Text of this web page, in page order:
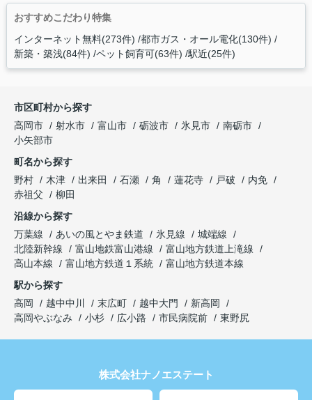
おすすめこだわり特集
インターネット無料(273件) 都市ガス・オール電化(130件)
新築・築浅(84件) ペット飼育可(63件) 駅近(25件)
市区町村から探す
高岡市
射水市 富山市 砺波市 氷見市
南砺市
小矢部市
町名から探す
野村
木津 出来田 石瀬 角 蓮花寺 戸破
内免
赤祖父
柳田
沿線から探す
万葉線
あいの風とやま鉄道 氷見線
城端線
北陸新幹線
富山地鉄富山港線
富山地方鉄道上滝線
高山本線
富山地方鉄道１系統
富山地方鉄道本線
駅から探す
高岡
越中中川 末広町 越中大門
新高岡
高岡やぶなみ
小杉 広小路 市民病院前 東野尻
株式会社ナノエステート